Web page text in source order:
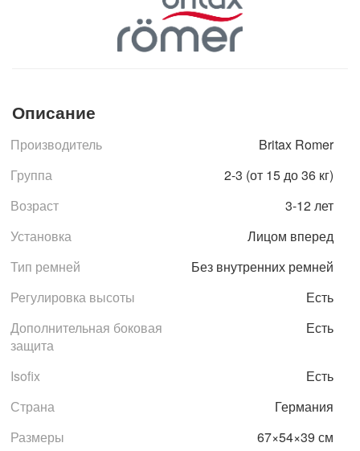
Описание
Производитель
Britax Romer
Группа
2-3 (от 15 до 36 кг)
Возраст
3-12 лет
Установка
Лицом вперед
Тип ремней
Без внутренних ремней
Регулировка высоты
Есть
Дополнительная боковая
защита
Есть
Isofix
Есть
Страна
Германия
Размеры
67×54×39 см